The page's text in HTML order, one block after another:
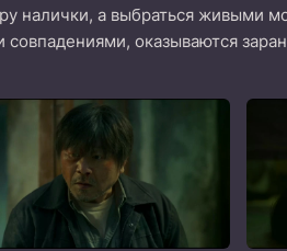
налички, а выбраться живыми
оказываются